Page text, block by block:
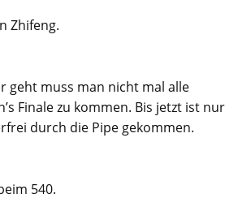
Zhifeng.
geht muss man nicht mal alle
Finale zu kommen. Bis jetzt ist nur
durch die Pipe gekommen.
540.